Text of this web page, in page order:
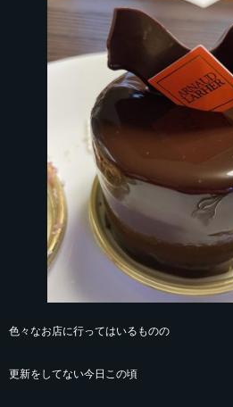
色々なお店に行ってはいるものの
更新をしてない今日この頃